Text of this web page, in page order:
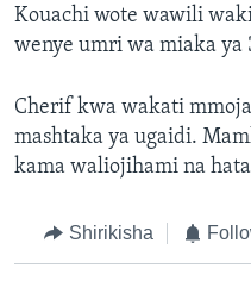
Kouachi wote wawili
wenye umri wa miaka ya
Cherif kwa wakati
mashtaka ya ugaidi.
kama waliojihami na
Shirikisha